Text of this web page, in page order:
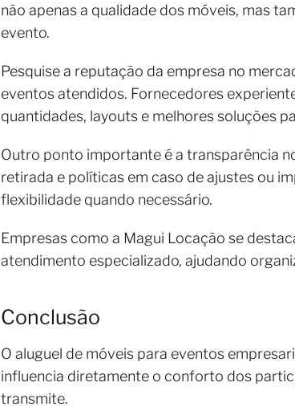
não apenas a qualidade dos móveis, mas
evento.
Pesquise a reputação da empresa no
eventos atendidos. Fornecedores
quantidades, layouts e melhores soluções
Outro ponto importante é a transparência
retirada e políticas em caso de ajustes ou
flexibilidade quando necessário.
Empresas como a Magui Locação se
atendimento especializado, ajudando
Conclusão
O aluguel de móveis para eventos
influencia diretamente o conforto dos
transmite.